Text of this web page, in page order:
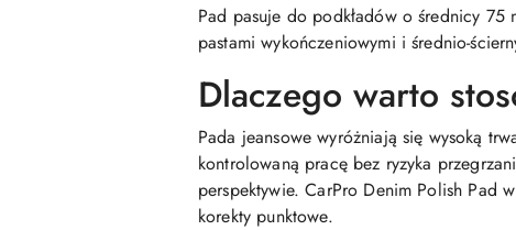
Pad pasuje do podkładów o średnicy
pastami wykończeniowymi i średnio-
Dlaczego warto
Pada jeansowe wyróżniają się wysoką
kontrolowaną pracę bez ryzyka
perspektywie. CarPro Denim Polish Pad
korekty punktowe.